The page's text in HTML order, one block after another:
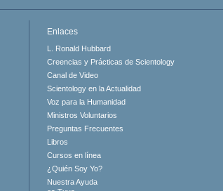
Enlaces
L. Ronald Hubbard
Creencias y Prácticas de Scientology
Canal de Video
Scientology en la Actualidad
Voz para la Humanidad
Ministros Voluntarios
Preguntas Frecuentes
Libros
Cursos en línea
¿Quién Soy Yo?
Nuestra Ayuda